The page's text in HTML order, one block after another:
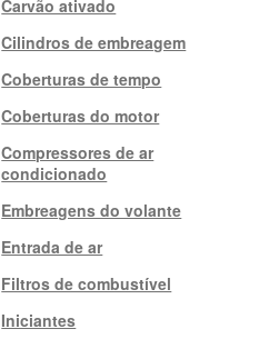
Carvão ativado
Cilindros de embreagem
Coberturas de tempo
Coberturas do motor
Compressores de ar
condicionado
Embreagens do volante
Entrada de ar
Filtros de combustível
Iniciantes